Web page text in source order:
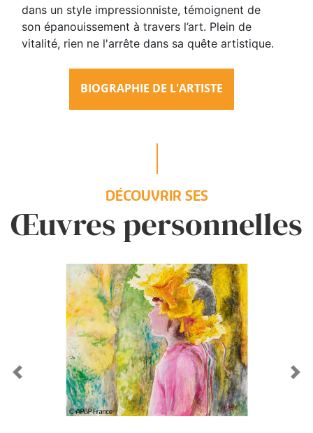
dans un style impressionniste, témoignent de
son épanouissement à travers l’art. Plein de
vitalité, rien ne l'arrête dans sa quête artistique.
BIOGRAPHIE DE L'ARTISTE
DÉCOUVRIR SES
Œuvres personnelles
Previous